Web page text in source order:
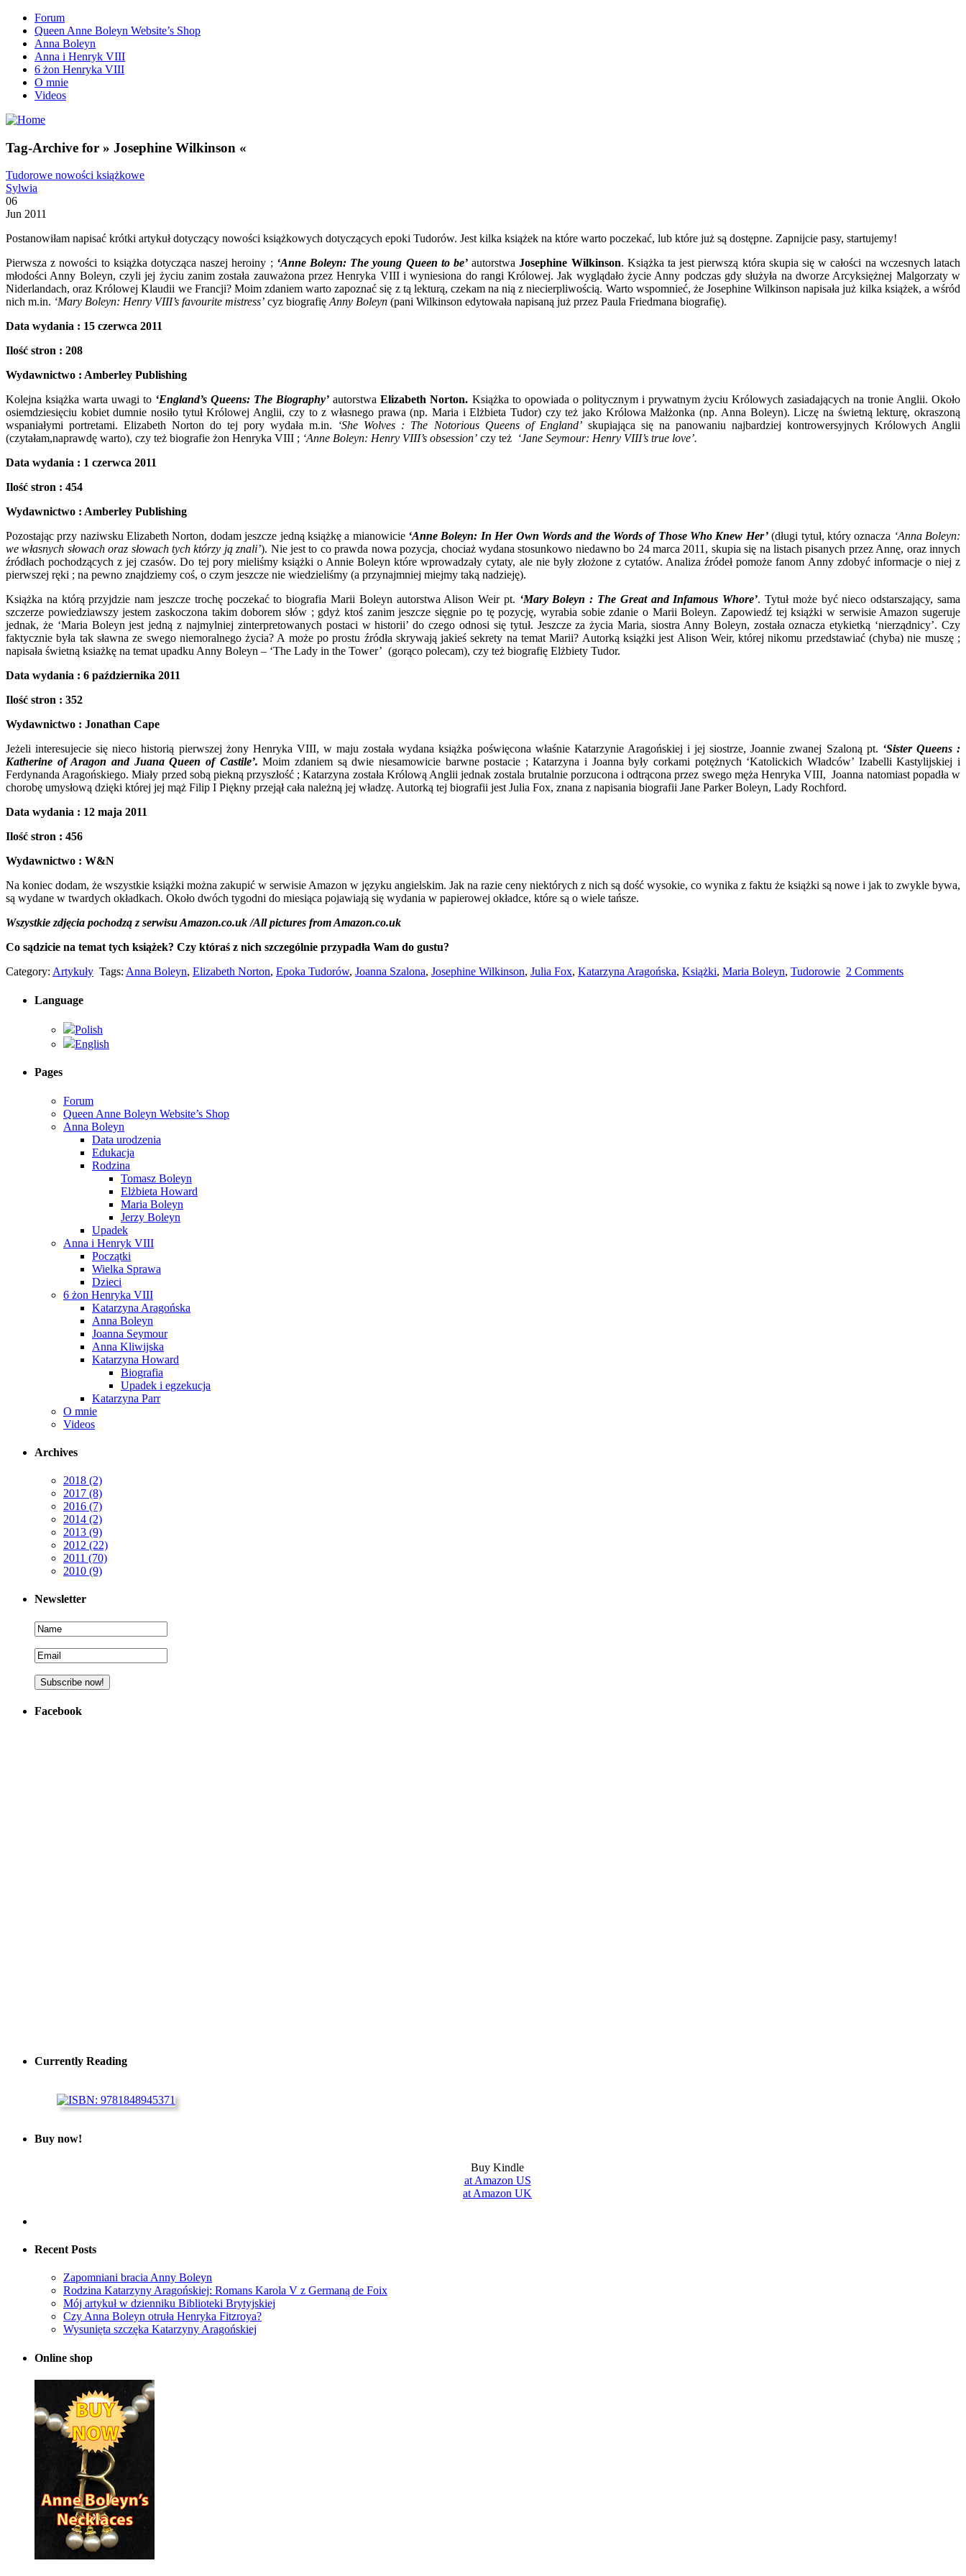
Forum
Queen Anne Boleyn Website’s Shop
Anna Boleyn
Anna i Henryk VIII
6 żon Henryka VIII
O mnie
Videos
Tag-Archive for » Josephine Wilkinson «
Tudorowe nowości książkowe
Sylwia
06
Jun 2011
Postanowiłam napisać krótki artykuł dotyczący nowości książkowych dotyczących epoki Tudorów. Jest kilka książek na które warto poczekać, lub które już są dostępne. Zapnijcie pasy, startujemy!
Pierwsza z nowości to książka dotycząca naszej heroiny ; ‘Anne Boleyn: The young Queen to be’ autorstwaJosephine Wilkinson. Książka ta jest pierwszą która skupia się w całości na wczesnych latach
młodości Anny Boleyn, czyli jej życiu zanim została zauważona przez Henryka VIII i wyniesiona do rangi Królowej. Jak wyglądało życie Anny podczas gdy służyła na dworze Arcyksiężnej Malgorzaty w
Niderlandach, oraz Królowej Klaudii we Francji? Moim zdaniem warto zapoznać się z tą lekturą, czekam na nią z niecierpliwością. Warto wspomnieć, że Josephine Wilkinson napisała już kilka książek, a wśród
nich m.in. ‘Mary Boleyn: Henry VIII’s favourite mistress’ cyz biografięAnny Boleyn (pani Wilkinson edytowała napisaną już przez Paula Friedmana biografię).
Data wydania : 15 czerwca 2011
Ilość stron : 208
Wydawnictwo : Amberley Publishing
Kolejna książka warta uwagi to ‘England’s Queens: The Biography’ autorstwaElizabeth Norton. Książka to opowiada o politycznym i prywatnym życiu Królowych zasiadających na tronie Anglii. Około
osiemdziesięciu kobiet dumnie nosiło tytuł Królowej Anglii, czy to z własnego prawa (np. Maria i Elżbieta Tudor) czy też jako Królowa Małżonka (np. Anna Boleyn). Liczę na świetną lekturę, okraszoną
wspaniałymi portretami. Elizabeth Norton do tej pory wydała m.in. ‘She Wolves : The Notorious Queens of England’skupiająca się na panowaniu najbardziej kontrowersyjnych Królowych Anglii
(czytałam,naprawdę warto), czy też biografie żon Henryka VIII ; ‘Anne Boleyn: Henry VIII’s obsession’ czy też ‘Jane Seymour: Henry VIII’s true love’.
Data wydania : 1 czerwca 2011
Ilość stron : 454
Wydawnictwo : Amberley Publishing
Pozostając przy naziwsku Elizabeth Norton, dodam jeszcze jedną książkę a mianowicie ‘Anne Boleyn: In Her Own Words and the Words of Those Who Knew Her’(długi tytuł, który oznacza ‘Anna Boleyn:
we własnych słowach oraz słowach tych którzy ją znali’). Nie jest to co prawda nowa pozycja, chociaż wydana stosunkowo niedawno bo 24 marca 2011, skupia się na listach pisanych przez Annę, oraz innych
źródłach pochodzących z jej czasów. Do tej pory mieliśmy książki o Annie Boleyn które wprowadzały cytaty, ale nie były złożone z cytatów. Analiza źródeł pomoże fanom Anny zdobyć informacje o niej z
pierwszej ręki ; na pewno znajdziemy coś, o czym jeszcze nie wiedzieliśmy (a przynajmniej miejmy taką nadzieję).
Książka na którą przyjdzie nam jeszcze trochę poczekać to biografia Marii Boleyn autorstwa Alison Weir pt. ‘Mary Boleyn : The Great and Infamous Whore’. Tytuł może być nieco odstarszający, sama
szczerze powiedziawszy jestem zaskoczona takim doborem słów ; gdyż ktoś zanim jeszcze sięgnie po tę pozycję, wyrabia sobie zdanie o Marii Boleyn. Zapowiedź tej książki w serwisie Amazon sugeruje
jednak, że ‘Maria Boleyn jest jedną z najmylniej zinterpretowanych postaci w historii’ do czego odnosi się tytuł. Jeszcze za życia Maria, siostra Anny Boleyn, została oznacza etykietką ‘nierządnicy’. Czy
faktycznie była tak sławna ze swego niemoralnego życia? A może po prostu źródła skrywają jakieś sekrety na temat Marii? Autorką książki jest Alison Weir, której nikomu przedstawiać (chyba) nie muszę ;
napisała świetną ksiażkę na temat upadku Anny Boleyn – ‘The Lady in the Tower’ (gorąco polecam), czy też biografię Elżbiety Tudor.
Data wydania : 6 października 2011
Ilość stron : 352
Wydawnictwo : Jonathan Cape
Jeżeli interesujecie się nieco historią pierwszej żony Henryka VIII, w maju została wydana książka poświęcona właśnie Katarzynie Aragońskiej i jej siostrze, Joannie zwanej Szaloną pt. ‘Sister Queens :
Katherine of Aragon and Juana Queen of Castile’. Moim zdaniem są dwie niesamowicie barwne postacie ; Katarzyna i Joanna były corkami potężnych ‘Katolickich Władców’ Izabelli Kastylijskiej i
Ferdynanda Aragońskiego. Miały przed sobą piekną przyszłość ; Katarzyna została Królową Anglii jednak zostala brutalnie porzucona i odtrącona przez swego męża Henryka VIII, Joanna natomiast popadła w
chorobę umysłową dzięki której jej mąż Filip I Piękny przejął cała należną jej władzę. Autorką tej biografii jest Julia Fox, znana z napisania biografii Jane Parker Boleyn, Lady Rochford.
Data wydania : 12 maja 2011
Ilość stron : 456
Wydawnictwo : W&N
Na koniec dodam, że wszystkie książki można zakupić w serwisie Amazon w języku angielskim. Jak na razie ceny niektórych z nich są dość wysokie, co wynika z faktu że książki są nowe i jak to zwykle bywa,
są wydane w twardych okładkach. Około dwóch tygodni do miesiąca pojawiają się wydania w papierowej okładce, które są o wiele tańsze.
Wszystkie zdjęcia pochodzą z serwisu Amazon.co.uk /All pictures from Amazon.co.uk
Co sądzicie na temat tych książek? Czy któraś z nich szczególnie przypadła Wam do gustu?
Category: Artykuły Tags: Anna Boleyn, Elizabeth Norton, Epoka Tudorów, Joanna Szalona, Josephine Wilkinson, Julia Fox, Katarzyna Aragońska, Książki, Maria Boleyn, Tudorowie 2 Comments
Language
Polish
English
Pages
Forum
Queen Anne Boleyn Website’s Shop
Anna Boleyn
Data urodzenia
Edukacja
Rodzina
Tomasz Boleyn
Elżbieta Howard
Maria Boleyn
Jerzy Boleyn
Upadek
Anna i Henryk VIII
Początki
Wielka Sprawa
Dzieci
6 żon Henryka VIII
Katarzyna Aragońska
Anna Boleyn
Joanna Seymour
Anna Kliwijska
Katarzyna Howard
Biografia
Upadek i egzekucja
Katarzyna Parr
O mnie
Videos
Archives
2018 (2)
2017 (8)
2016 (7)
2014 (2)
2013 (9)
2012 (22)
2011 (70)
2010 (9)
Newsletter
Facebook
Currently Reading
Buy now!
Buy Kindle
at Amazon US
at Amazon UK
Recent Posts
Zapomniani bracia Anny Boleyn
Rodzina Katarzyny Aragońskiej: Romans Karola V z Germaną de Foix
Mój artykuł w dzienniku Biblioteki Brytyjskiej
Czy Anna Boleyn otruła Henryka Fitzroya?
Wysunięta szczęka Katarzyny Aragońskiej
Online shop